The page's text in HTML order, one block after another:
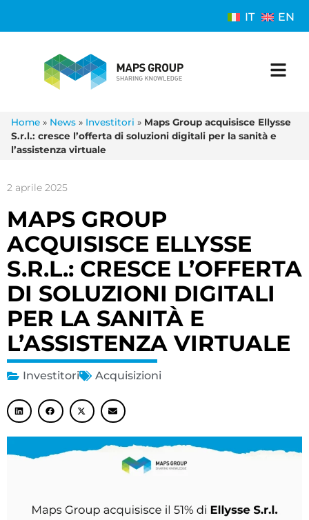
IT EN
Home » News » Investitori » Maps Group acquisisce Ellysse
S.r.l.: cresce l’offerta di soluzioni digitali per la sanità e
l’assistenza virtuale
2 aprile 2025
MAPS GROUP
ACQUISISCE ELLYSSE
S.R.L.: CRESCE L’OFFERTA
DI SOLUZIONI DIGITALI
PER LA SANITÀ E
L’ASSISTENZA VIRTUALE
Investitori Acquisizioni